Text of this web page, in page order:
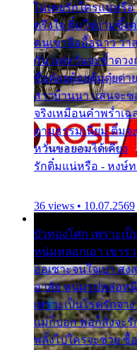
ไม่เคยรักใครแน่หรื
ตรึงใจ ติ๋มใช่งามซึ้ง
คนเขาลืออื้อฉาว ว่า
กัน แต่หวั่นจะช้ำดว
ชื่อต๋อยต้อยตุ้มตุ๋ยต่า
สาวบ้านนา แสนจะ
จริงเหมือนคำพร่ำเ
ตามธรรมเนียม ติ๋มจ
หวั่นขอยอมได้เคียง
รักติ๋มแน่หรือ - หงษ์ท
36 views • 10.07.2569
บัวทองโศก เพราะเ
หนุ่มหลอกเอา เขาร
ออเซาะจนใจเบา สง
อาลัย หนุ่มรูปหล่อหนี
เพราะเป็นโรครักจา
แม่ก็บอก พ่อก็สั่งจะรั
พลั้งไปใครจะช่วย ซื้